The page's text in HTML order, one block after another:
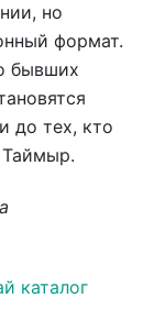
но
формат.
бывших
до тех, кто
Таймыр.
каталог